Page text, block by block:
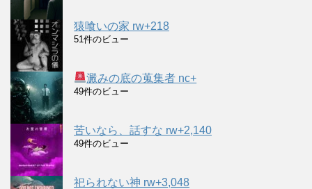
猿喰いの家 rw+218
51件のビュー
澱みの底の蒐集者 nc+
49件のビュー
苦いなら、話すな rw+2,140
49件のビュー
祀られない神 rw+3,048